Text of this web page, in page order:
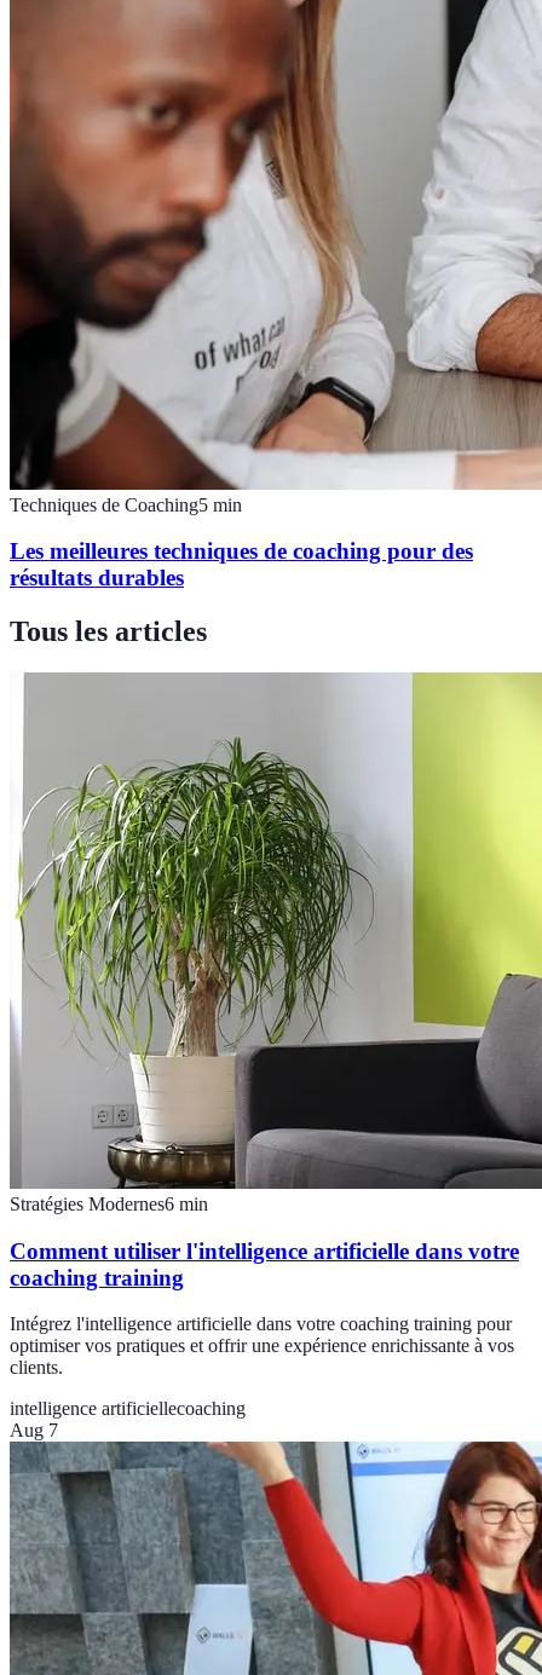
Techniques de Coaching5 min
Les meilleures techniques de coaching pour des
résultats durables
Tous les articles
Stratégies Modernes6 min
Comment utiliser l'intelligence artificielle dans votre
coaching training
Intégrez l'intelligence artificielle dans votre coaching training pour
optimiser vos pratiques et offrir une expérience enrichissante à vos
clients.
intelligence artificiellecoaching
Aug 7